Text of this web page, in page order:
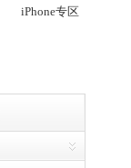
iPhone专区